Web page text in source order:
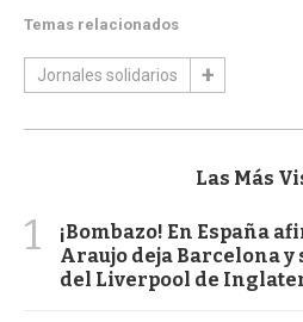
Temas relacionados
Jornales solidarios
Las Más
1
¡Bombazo! En España
Araujo deja Barcelona y
del Liverpool de